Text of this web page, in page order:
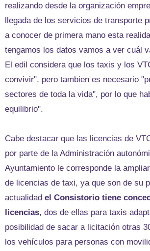
realizando desde la organización
llegada de los servicios de transporte
a conocer de primera mano esta
tengamos los datos vamos a ver cuál
El edil considera que los taxis y los
convivir", pero tambien es necesario
sectores de toda la vida", por lo que
equilibrio".
Cabe destacar que las licencias de
por parte de la Administración
Ayuntamiento le corresponde la
de licencias de taxi, ya que son de su
actualidad el Consistorio tiene
licencias, dos de ellas para taxis
posibilidad de sacar a licitación otras
los vehículos para personas con